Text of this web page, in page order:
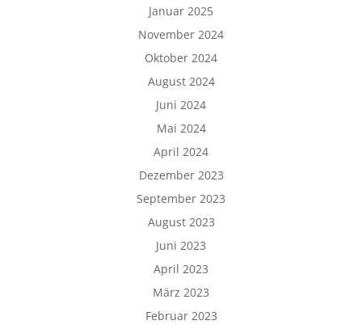
Januar 2025
November 2024
Oktober 2024
August 2024
Juni 2024
Mai 2024
April 2024
Dezember 2023
September 2023
August 2023
Juni 2023
April 2023
März 2023
Februar 2023